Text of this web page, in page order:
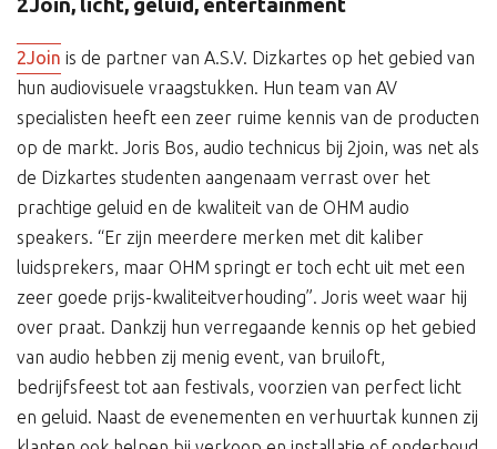
2Join, licht, geluid, entertainment
2Join is de partner van A.S.V. Dizkartes op het gebied van
hun audiovisuele vraagstukken. Hun team van AV
specialisten heeft een zeer ruime kennis van de producten
op de markt. Joris Bos, audio technicus bij 2join, was net als
de Dizkartes studenten aangenaam verrast over het
prachtige geluid en de kwaliteit van de OHM audio
speakers. “Er zijn meerdere merken met dit kaliber
luidsprekers, maar OHM springt er toch echt uit met een
zeer goede prijs-kwaliteitverhouding”. Joris weet waar hij
over praat. Dankzij hun verregaande kennis op het gebied
van audio hebben zij menig event, van bruiloft,
bedrijfsfeest tot aan festivals, voorzien van perfect licht
en geluid. Naast de evenementen en verhuurtak kunnen zij